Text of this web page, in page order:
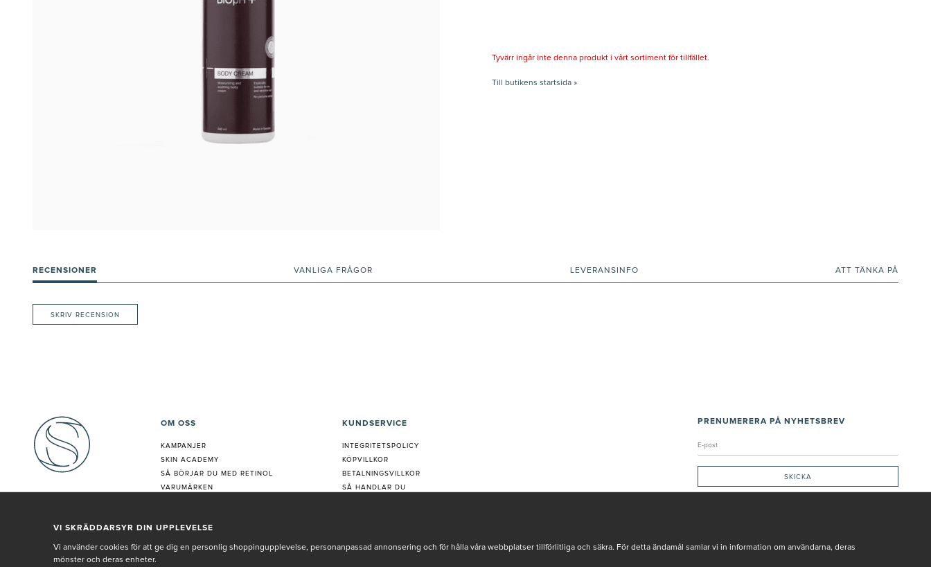
Tyvärr ingår inte denna produkt i vårt sortiment för tillfället.
Till butikens startsida »
RECENSIONER VANLIGA FRÅGOR LEVERANSINFO ATT TÄNKA PÅ
SKRIV RECENSION
OM OSS
KAMPANJER
SKIN ACADEMY
SÅ BÖRJAR DU MED RETINOL
VARUMÄRKEN
VÅR PERSONAL
KUNDSERVICE
INTEGRITETSPOLICY
KÖPVILLKOR
BETALNINGSVILLKOR
SÅ HANDLAR DU
REKLAMATION
PRENUMERERA PÅ NYHETSBREV
VI SKRÄDDARSYR DIN UPPLEVELSE
Vi använder cookies för att ge dig en personlig shoppingupplevelse, personanpassad annonsering och för hålla våra webbplatser tillförlitliga och säkra. För detta ändamål samlar vi in information om användarna, deras
mönster och deras enheter.